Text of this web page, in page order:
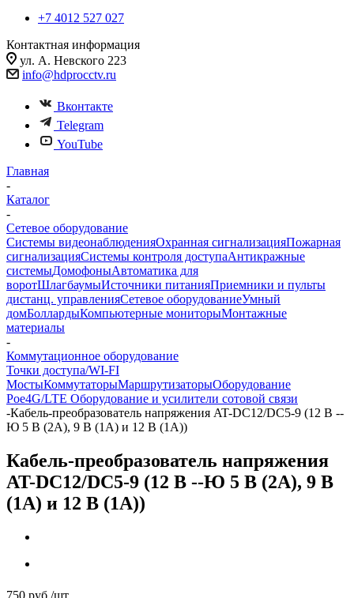
+7 4012 527 027
Контактная информация
ул. А. Невского 223
info@hdprocctv.ru
Вконтакте
Telegram
YouTube
Главная
-
Каталог
-
Сетевое оборудование
Системы видеонаблюденияОхранная сигнализацияПожарная
сигнализацияСистемы контроля доступаАнтикражные
системыДомофоныАвтоматика для
воротШлагбаумыИсточники питанияПриемники и пульты
дистанц. управленияСетевое оборудованиеУмный
домБоллардыКомпьютерные мониторыМонтажные
материалы
-
Коммутационное оборудование
Точки доступа/WI-FI
МостыКоммутаторыМаршрутизаторыОборудование
Poe4G/LTE Оборудование и усилители сотовой связи
-Кабель-преобразователь напряжения AT-DC12/DC5-9 (12 В --
Ю 5 В (2А), 9 В (1А) и 12 В (1А))
Кабель-преобразователь напряжения
AT-DC12/DC5-9 (12 В --Ю 5 В (2А), 9 В
(1А) и 12 В (1А))
750 руб./шт